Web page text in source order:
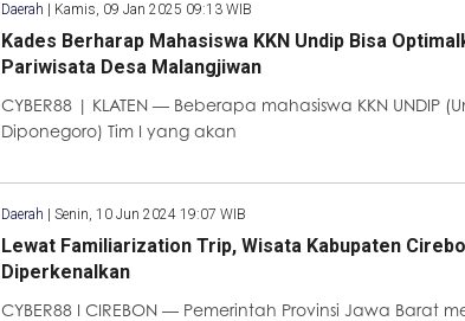
Daerah Kamis, 09 Jan 2025 09:13 WIB
Kades Berharap Mahasiswa KKN Undip Bisa
Pariwisata Desa Malangjiwan
CYBER88 | KLATEN — Beberapa mahasiswa KKN UNDIP
Diponegoro) Tim I yang akan
Daerah Senin, 10 Jun 2024 19:07 WIB
Lewat Familiarization Trip, Wisata Kabupaten
Diperkenalkan
CYBER88 I CIREBON — Pemerintah Provinsi Jawa Barat